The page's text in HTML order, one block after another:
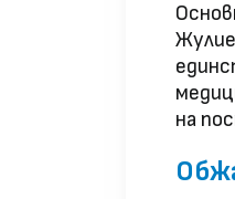
на